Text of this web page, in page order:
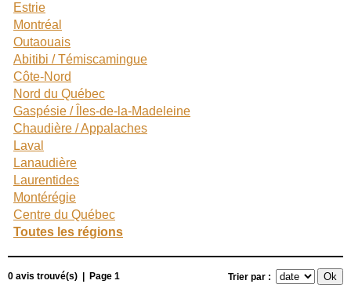
Estrie
Montréal
Outaouais
Abitibi / Témiscamingue
Côte-Nord
Nord du Québec
Gaspésie / Îles-de-la-Madeleine
Chaudière / Appalaches
Laval
Lanaudière
Laurentides
Montérégie
Centre du Québec
Toutes les régions
0 avis trouvé(s) | Page 1 Trier par :